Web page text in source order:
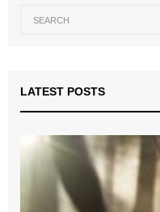
LATEST POSTS